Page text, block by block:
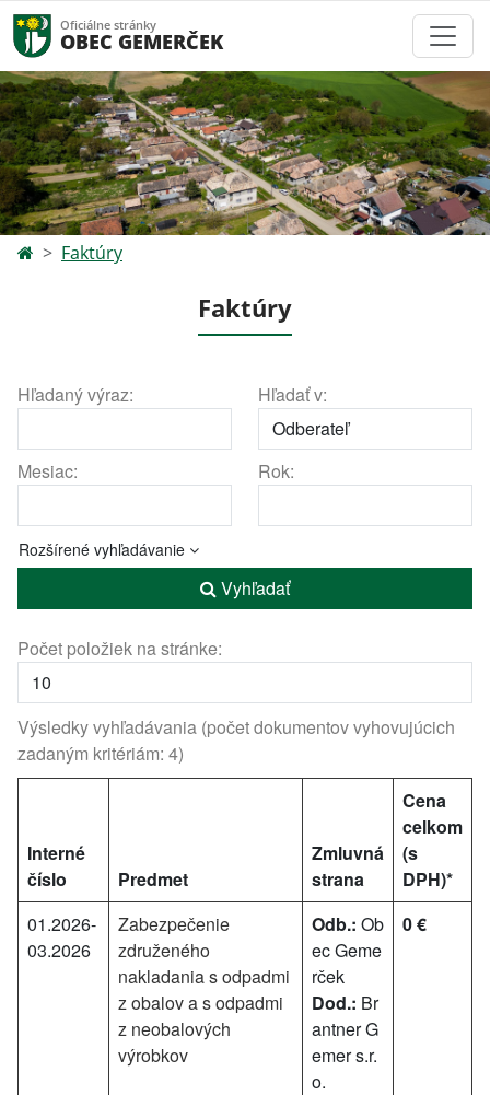
Oficiálne stránky
OBEC GEMERČEK
Faktúry
Faktúry
Hľadaný výraz: Hľadať v:
Mesiac: Rok:
Rozšírené vyhľadávanie
Vyhľadať
Počet položiek na stránke:
Výsledky vyhľadávania (počet dokumentov vyhovujúcich
zadaným kritériám: 4)
Interné
číslo
Predmet
Zmluvná
strana
Cena
celkom
(s
DPH)*
01.2026-
03.2026
Zabezpečenie
združeného
nakladania s odpadmi
z obalov a s odpadmi
z neobalových
výrobkov
Odb.: Ob
ec Geme
rček
Dod.: Br
antner G
emer s.r.
o.
0 €